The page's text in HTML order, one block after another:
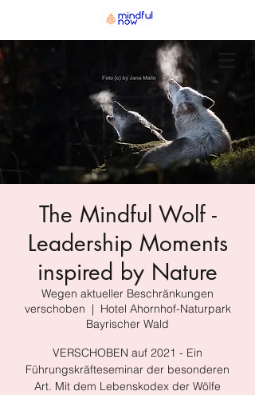
The Mindful Wolf -
Leadership Moments
inspired by Nature
Wegen aktueller Beschränkungen
verschoben
  |
Hotel Ahornhof-Naturpark
Bayrischer Wald
VERSCHOBEN auf 2021 - Ein
Führungskräfteseminar der besonderen
Art. Mit dem Lebenskodex der Wölfe